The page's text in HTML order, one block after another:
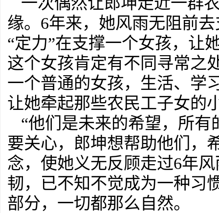
缘。6年来，她风雨无阻前
“定力”在支撑一个女孩，让
这个女孩肯定有不同寻常之
一个普通的女孩，生活、学
让她牵起那些农民工子女的
“他们是未来的希望，所
要关心，郎坤想帮助他们，
念，使她义无反顾走过6年
韧，已不知不觉成为一种习
部分，一切都那么自然。